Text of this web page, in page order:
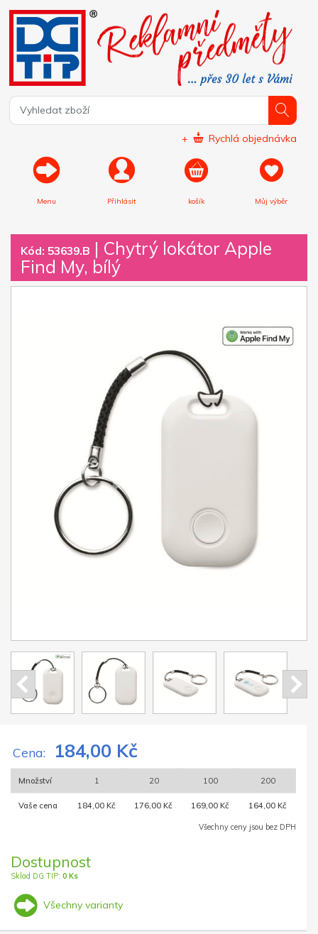
+ Rychlá objednávka
Menu Přihlásit košík Můj výběr
Kód: 53639.B | Chytrý lokátor Apple
Find My, bílý
Cena: 184,00 Kč
Množství 1 20 100 200
Vaše cena 184,00 Kč 176,00 Kč 169,00 Kč 164,00 Kč
Všechny ceny jsou bez DPH
Dostupnost
Sklad DG TIP: 0 Ks
Všechny varianty